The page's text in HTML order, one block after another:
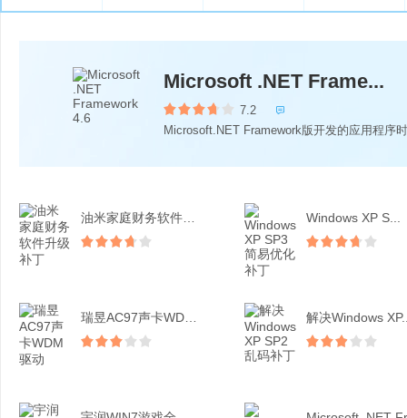
Microsoft .NET Frame...
7.2 
Microsoft.NET Framework版开发的应用程序
Windows XP S...
解决Windows